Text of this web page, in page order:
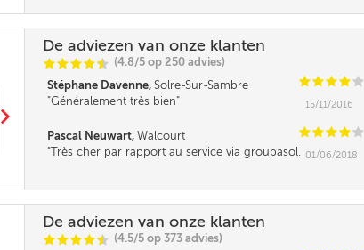
Standaard levering
Gratis
Gratis
m
De adviezen van onze klanten
CCCCi
@ (4.8/5 op 250 advies)
Stéphane Davenne, Solre-Sur-Sambre CCCC C
Généralement très bien
15/11/2016
Pascal Neuwart, Walcourt CCCC C
Très cher par rapport au service via groupasol.
la qualité du service mais chacun agit de la
même façon...
01/06/2018
De adviezen van onze klanten
CCCCi
@ (4.5/5 op 373 advies)